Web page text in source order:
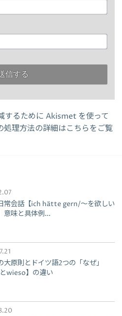
するために Akismet を使って
処理方法の詳細はこちらをご覧
常会話【ich hätte gern/～を欲しい
意味と具体例...
大原則とドイツ語2つの「なぜ」
wieso】の違い